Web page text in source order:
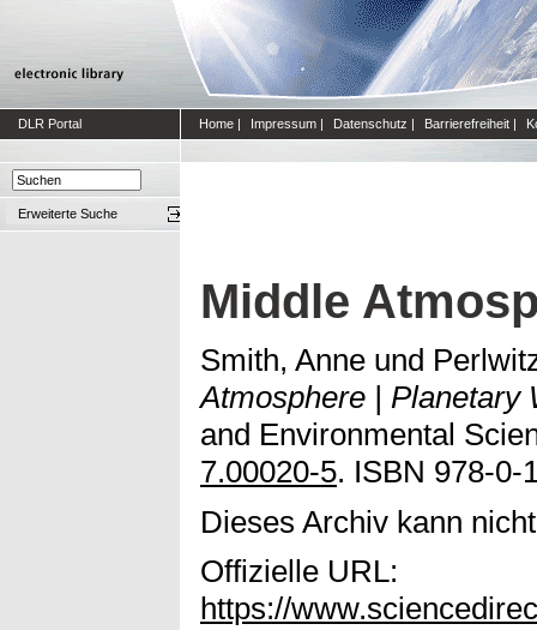
DLR Portal Home | Impressum | Datenschutz | Barrierefreiheit |
Erweiterte Suche
Middle
Smith, Anne und
Atmosphere | Planetary
and Environmental
7.00020-5. ISBN 978-0-
Dieses Archiv kann
Offizielle URL:
https://